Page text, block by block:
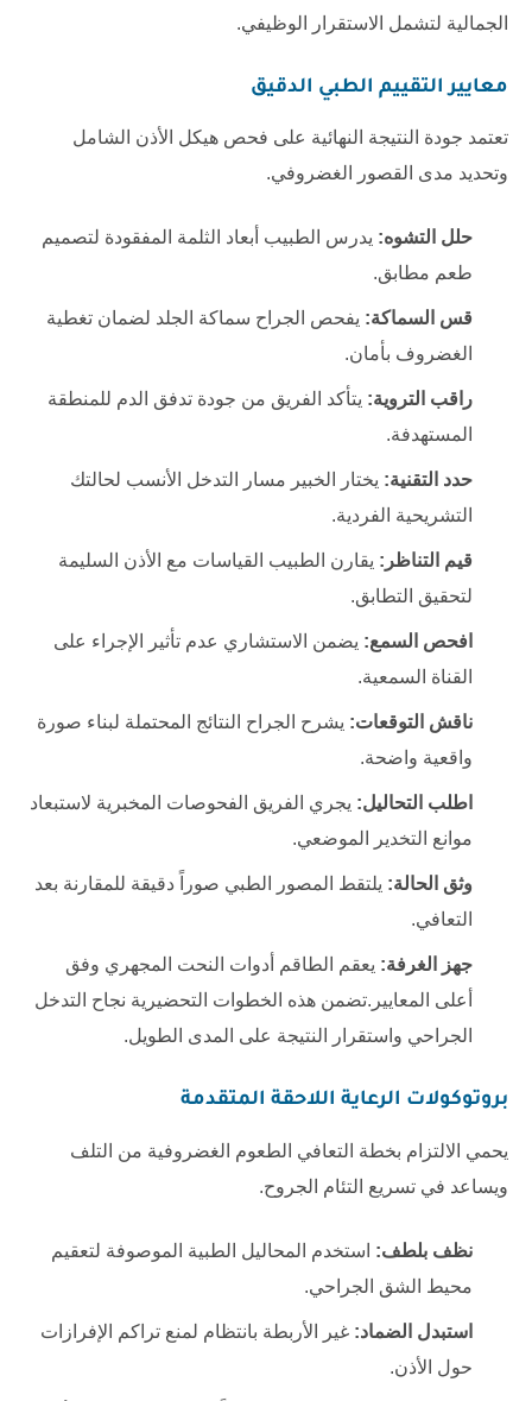
الجمالية لتشمل الاستقرار الوظيفي.
معايير التقييم الطبي الدقيق
تعتمد جودة النتيجة النهائية على فحص هيكل الأذن الشامل
وتحديد مدى القصور الغضروفي.
حلل التشوه: يدرس الطبيب أبعاد الثلمة المفقودة لتصميم
طعم مطابق.
قس السماكة: يفحص الجراح سماكة الجلد لضمان تغطية
الغضروف بأمان.
راقب التروية: يتأكد الفريق من جودة تدفق الدم للمنطقة
المستهدفة.
حدد التقنية: يختار الخبير مسار التدخل الأنسب لحالتك
التشريحية الفردية.
قيم التناظر: يقارن الطبيب القياسات مع الأذن السليمة
لتحقيق التطابق.
افحص السمع: يضمن الاستشاري عدم تأثير الإجراء على
القناة السمعية.
ناقش التوقعات: يشرح الجراح النتائج المحتملة لبناء صورة
واقعية واضحة.
اطلب التحاليل: يجري الفريق الفحوصات المخبرية لاستبعاد
موانع التخدير الموضعي.
وثق الحالة: يلتقط المصور الطبي صوراً دقيقة للمقارنة بعد
التعافي.
جهز الغرفة: يعقم الطاقم أدوات النحت المجهري وفق
أعلى المعايير.تضمن هذه الخطوات التحضيرية نجاح التدخل
الجراحي واستقرار النتيجة على المدى الطويل.
بروتوكولات الرعاية اللاحقة المتقدمة
يحمي الالتزام بخطة التعافي الطعوم الغضروفية من التلف
ويساعد في تسريع التئام الجروح.
نظف بلطف: استخدم المحاليل الطبية الموصوفة لتعقيم
محيط الشق الجراحي.
استبدل الضماد: غير الأربطة بانتظام لمنع تراكم الإفرازات
حول الأذن.